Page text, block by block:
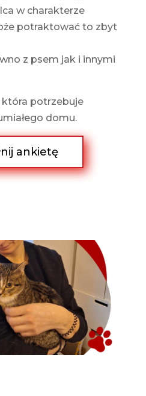
w charakterze
potraktować to zbyt
z psem jak i innymi
potrzebuje
domu.
ankietę